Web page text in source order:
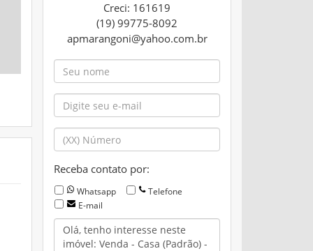
Creci: 161619
(19) 99775-8092
apmarangoni@yahoo.com.br
Receba contato por:
Whatsapp
Telefone
E-mail